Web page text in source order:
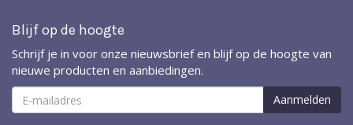
Blijf op de hoogte
Schrijf je in voor onze nieuwsbrief en blijf op de hoogte van
nieuwe producten en aanbiedingen.